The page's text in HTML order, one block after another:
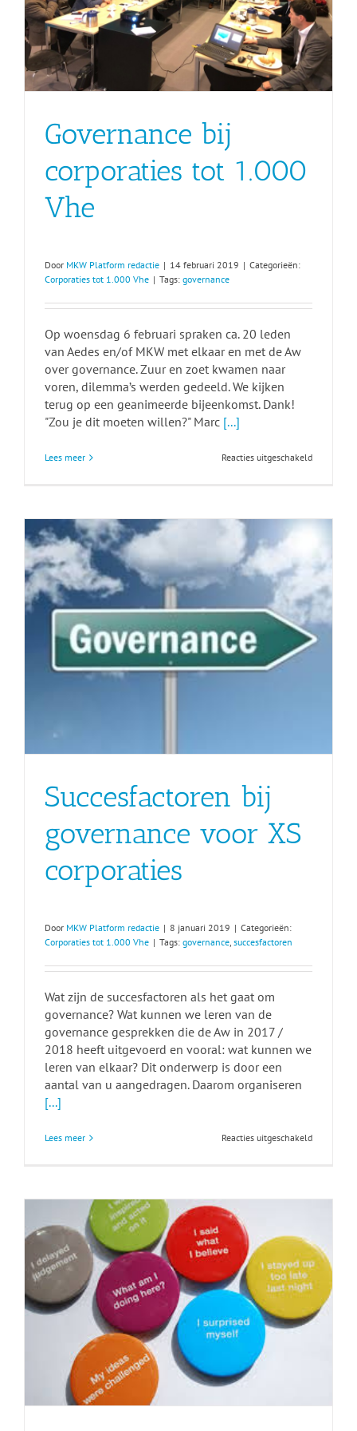
Governance bij
corporaties tot 1.000
Vhe
Door MKW Platform redactie | 14 februari 2019 | Categorieën:
Corporaties tot 1.000 Vhe | Tags: governance
Op woensdag 6 februari spraken ca. 20 leden
van Aedes en/of MKW met elkaar en met de Aw
over governance. Zuur en zoet kwamen naar
voren, dilemma’s werden gedeeld. We kijken
terug op een geanimeerde bijeenkomst. Dank!
"Zou je dit moeten willen?" Marc [...]
Lees meer Reacties uitgeschakeldvoor
Succesfactoren bij
governance voor XS
corporaties
Door MKW Platform redactie | 8 januari 2019 | Categorieën:
Corporaties tot 1.000 Vhe | Tags: governance, succesfactoren
Wat zijn de succesfactoren als het gaat om
governance? Wat kunnen we leren van de
governance gesprekken die de Aw in 2017 /
2018 heeft uitgevoerd en vooral: wat kunnen we
leren van elkaar? Dit onderwerp is door een
aantal van u aangedragen. Daarom organiseren
[...]
Lees meer Reacties uitgeschakeldvoor